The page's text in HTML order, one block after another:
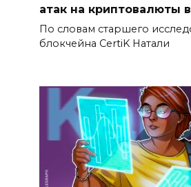
атак на криптовалюты
По словам старшего
блокчейна CertiK Натали